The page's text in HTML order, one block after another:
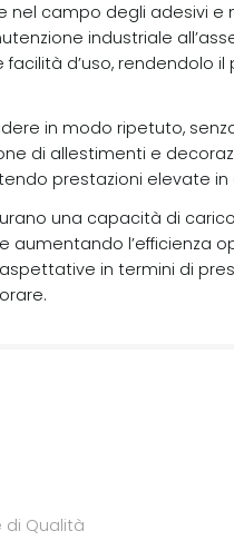
nel campo degli adesivi
industriale
d’uso, rendendolo
in modo ripetuto,
di allestimenti e
prestazioni elevate in
una capacità di
l’efficienza
in termini di
di Qualità